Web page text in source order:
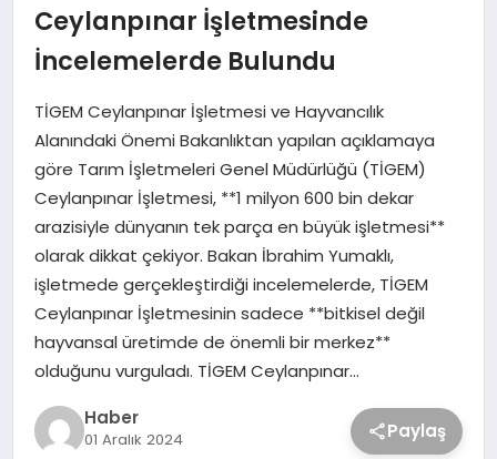
TEKNOLOJI
YAŞAM
Ceylanpınar İşletmesinde
İncelemelerde Bulundu
TİGEM Ceylanpınar İşletmesi ve Hayvancılık
Alanındaki Önemi Bakanlıktan yapılan açıklamaya
göre Tarım İşletmeleri Genel Müdürlüğü (TİGEM)
Ceylanpınar İşletmesi, **1 milyon 600 bin dekar
arazisiyle dünyanın tek parça en büyük işletmesi**
olarak dikkat çekiyor. Bakan İbrahim Yumaklı,
işletmede gerçekleştirdiği incelemelerde, TİGEM
Ceylanpınar İşletmesinin sadece **bitkisel değil
hayvansal üretimde de önemli bir merkez**
olduğunu vurguladı. TİGEM Ceylanpınar…
Haber
01 Aralık 2024 Paylaş